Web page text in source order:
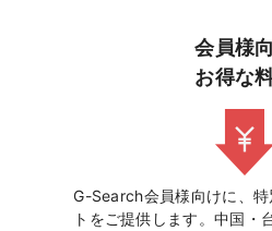
会員様
お得な
G-Search会員様向けに、
トをご提供します。中国・